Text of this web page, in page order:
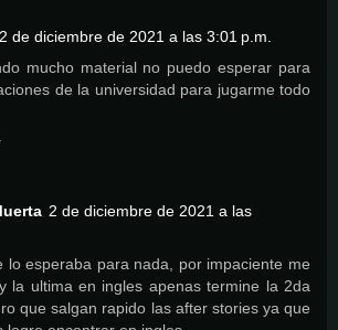
2 de diciembre de 2021 a las 3:01 p.m.
mucho material no puedo esperar para
de la universidad para jugarme todo
2 de diciembre de 2021 a las
lo esperaba para nada, por impaciente me
la ultima en ingles apenas termine la 2da
que salgan rapido las after stories ya que